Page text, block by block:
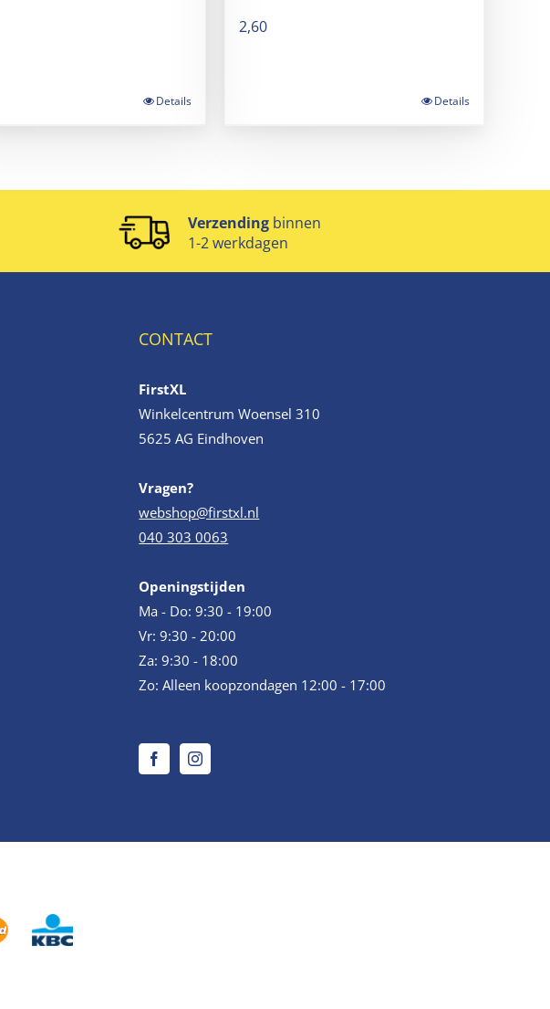
Details
2,60
Details
Verzendingbinnen
1-2 werkdagen
CONTACT
FirstXL
Winkelcentrum Woensel 310
5625 AG Eindhoven
Vragen?
webshop@firstxl.nl
040 303 0063
Openingstijden
Ma - Do: 9:30 - 19:00
Vr: 9:30 - 20:00
Za: 9:30 - 18:00
Zo: Alleen koopzondagen 12:00 - 17:00